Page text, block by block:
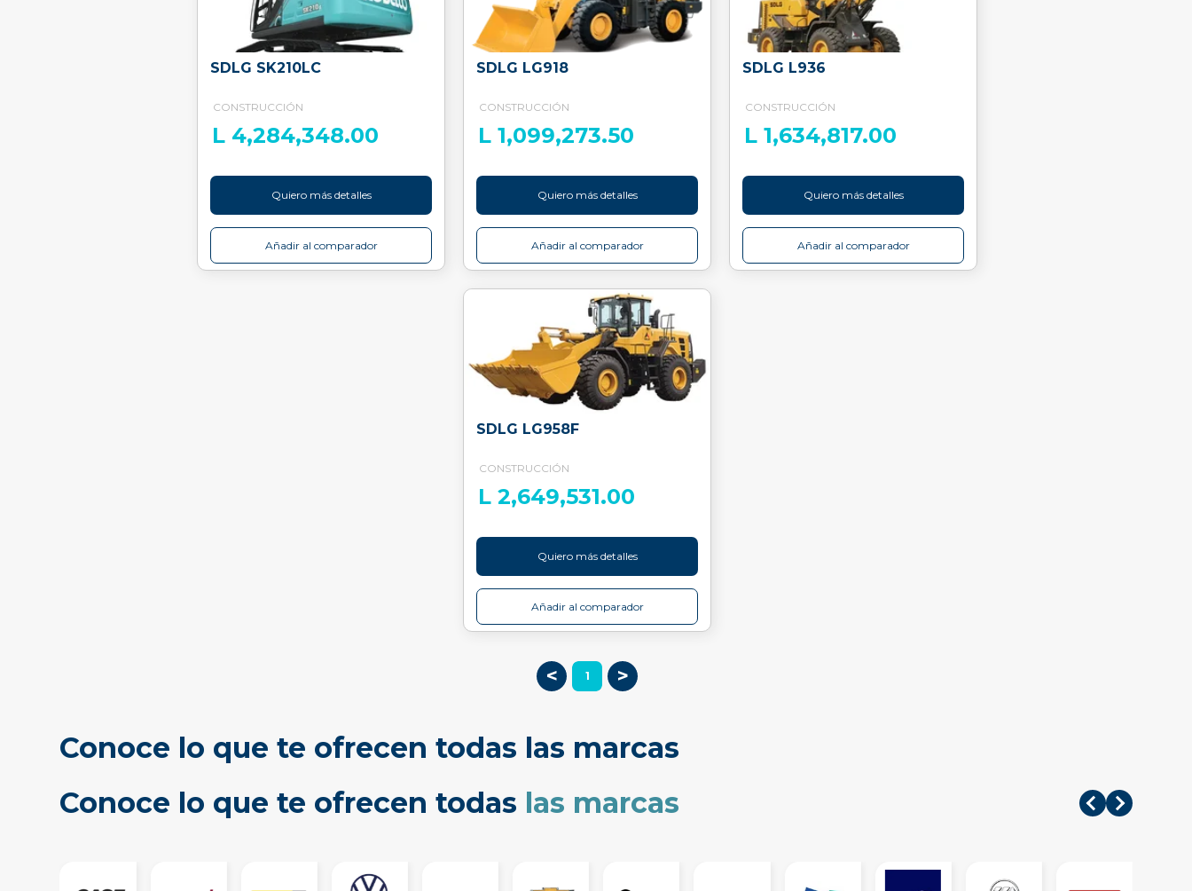
SDLG SK210LC
CONSTRUCCIÓN
L 4,284,348.00
Quiero más detalles
Añadir al comparador
SDLG LG918
CONSTRUCCIÓN
L 1,099,273.50
Quiero más detalles
Añadir al comparador
SDLG L936
CONSTRUCCIÓN
L 1,634,817.00
Quiero más detalles
Añadir al comparador
SDLG LG958F
CONSTRUCCIÓN
L 2,649,531.00
Quiero más detalles
Añadir al comparador
< 1 >
Conoce lo que te ofrecen todas las marcas
Conoce lo que te ofrecen todas las marcas